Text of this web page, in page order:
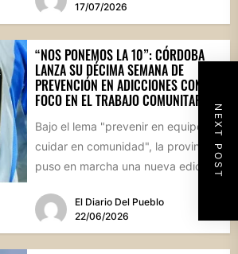
NEXT POST
17/07/2026
“NOS PONEMOS LA 10”: CÓRDOBA
LANZA SU DÉCIMA SEMANA DE
PREVENCIÓN EN ADICCIONES CON
FOCO EN EL TRABAJO COMUNITARIO
Bajo el lema "prevenir en equipo,
cuidar en comunidad", la provincia
puso en marcha una nueva edición
El Diario Del Pueblo
22/06/2026